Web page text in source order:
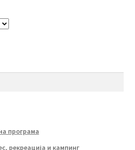
програма
рекреација и кампинг